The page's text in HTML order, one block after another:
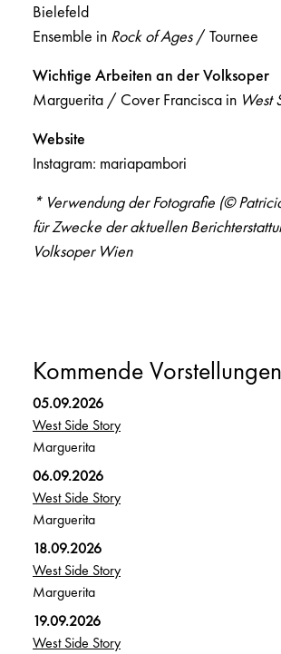
Bielefeld
Ensemble in Rock of Ages/ Tournee
Wichtige Arbeiten an der Volksoper
Marguerita / Cover Francisca in West
Website
Instagram: mariapambori
* Verwendung der Fotografie (©
für Zwecke der aktuellen
Volksoper Wien
Kommende Vorstellungen
05.09.2026
West Side Story
Marguerita
06.09.2026
West Side Story
Marguerita
18.09.2026
West Side Story
Marguerita
19.09.2026
West Side Story